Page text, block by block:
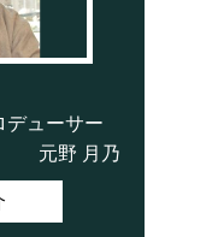
デューサー
元野 月乃